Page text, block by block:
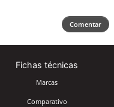
Comentar
Fichas técnicas
Marcas
Comparativo